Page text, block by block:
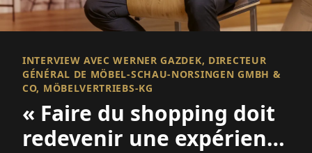
INTERVIEW AVEC WERNER GAZDEK, DIRECTEUR
GÉNÉRAL DE MÖBEL-SCHAU-NORSINGEN GMBH &
CO, MÖBELVERTRIEBS-KG
« Faire du shopping doit
redevenir une expérience